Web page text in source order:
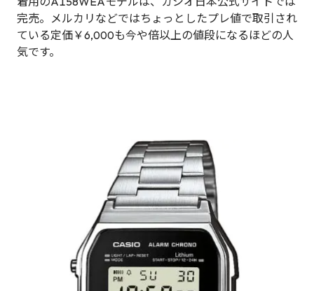
完売。メルカリなどではちょっとしたプレ値で取引され
ている定価￥6,000も今や倍以上の値段になるほどの人
気です。